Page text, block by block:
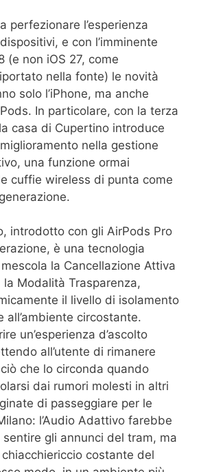
perfezionare l’esperienza
e con l’imminente
(e non iOS 27, come
nella fonte) le novità
solo l’iPhone, ma anche
In particolare, con la terza
casa di Cupertino introduce
nella gestione
una funzione ormai
cuffie wireless di punta come
introdotto con gli AirPods Pro
è una tecnologia
la Cancellazione Attiva
la Modalità Trasparenza,
il livello di isolamento
all’ambiente circostante.
un’esperienza d’ascolto
all’utente di rimanere
che lo circonda quando
dai rumori molesti in altri
di passeggiare per le
l’Audio Adattivo farebbe
gli annunci del tram, ma
costante del